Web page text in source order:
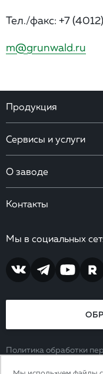
Тел./факс: +7
m@grunwald.ru
Продукция
Сервисы и услуги
О заводе
Контакты
Мы в социальных
Политика обработки